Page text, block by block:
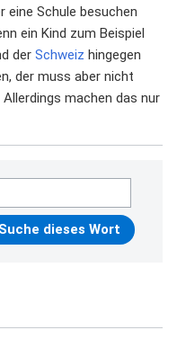
eine Schule besuchen
ein Kind zum Beispiel
der Schweiz hingegen
der muss aber nicht
machen das nur